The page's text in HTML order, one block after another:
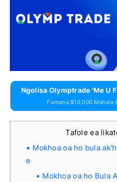
Ngolisa Olymptrade 'me U
Fumana $10,000 Mahala
Tafole ea
Mokhoa oa ho bula
e
Mokhoa oa ho Bula